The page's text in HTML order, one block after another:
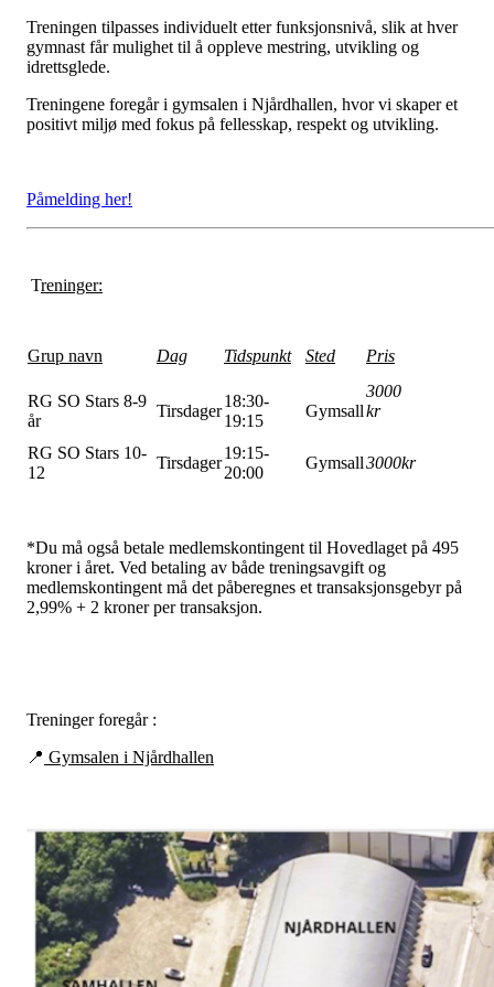
Treningen tilpasses individuelt etter funksjonsnivå, slik at hver
gymnast får mulighet til å oppleve mestring, utvikling og
idrettsglede.
Treningene foregår i gymsalen i Njårdhallen, hvor vi skaper et
positivt miljø med fokus på fellesskap, respekt og utvikling.
Påmelding her!
Treninger:
Grup navn Dag Tidspunkt Sted Pris
RG SO Stars 8-9
år
Tirsdager
18:30-
19:15
Gymsall
3000
kr
RG SO Stars 10-
12
Tirsdager
19:15-
20:00
Gymsall3000kr
*Du må også betale medlemskontingent til Hovedlaget på 495
kroner i året. Ved betaling av både treningsavgift og
medlemskontingent må det påberegnes et transaksjonsgebyr på
2,99% + 2 kroner per transaksjon.
Treninger foregår :
📍 Gymsalen i Njårdhallen